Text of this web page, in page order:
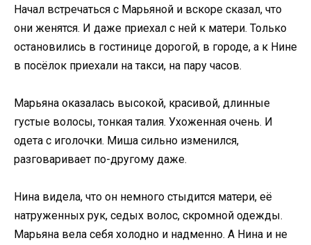
Начал встречаться с Марьяной и вскоре сказал, что
они женятся. И даже приехал с ней к матери. Только
остановились в гостинице дорогой, в городе, а к Нине
в посёлок приехали на такси, на пару часов.
Марьяна оказалась высокой, красивой, длинные
густые волосы, тонкая талия. Ухоженная очень. И
одета с иголочки. Миша сильно изменился,
разговаривает по-другому даже.
Нина видела, что он немного стыдится матери, её
натруженных рук, седых волос, скромной одежды.
Марьяна вела себя холодно и надменно. А Нина и не